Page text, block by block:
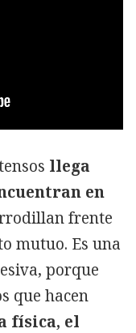
llega
en
frente
mutuo. Es una
porque
que hacen
física, el